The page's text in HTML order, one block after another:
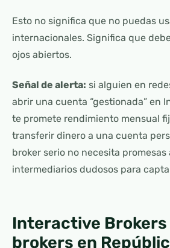
Esto no significa que no puedas
internacionales. Significa que
ojos abiertos.
Señal de alerta: si alguien en
abrir una cuenta “gestionada” en
te promete rendimiento mensual
transferir dinero a una cuenta
broker serio no necesita promesas
intermediarios dudosos para
Interactive
brokers en